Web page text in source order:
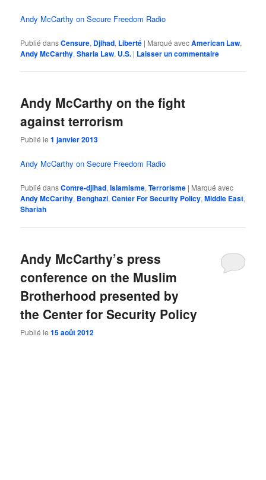
Andy McCarthy on Secure Freedom Radio
Publié dansCensure, Djihad, Liberté | Marqué avecAmerican Law,
Andy McCarthy,Sharia Law, U.S. | Laisser un commentaire
Andy McCarthy on the fight
against terrorism
Publié le1 janvier 2013
Andy McCarthy on Secure Freedom Radio
Publié dansContre-djihad,Islamisme,Terrorisme | Marqué avec
Andy McCarthy, Benghazi,Center For Security Policy,Middle East,
Shariah
Andy McCarthy’s press
conference on the Muslim
Brotherhood presented by
the Center for Security Policy
Publié le15 août 2012